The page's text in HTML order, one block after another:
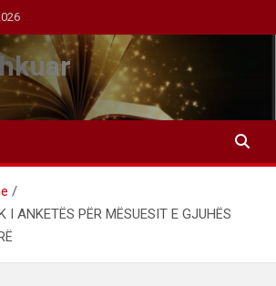
I ANKETËS PËR MËSUESIT E GJUHËS